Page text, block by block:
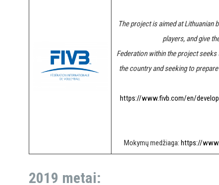
The project is aimed at Lithuanian
players, and give
Federation within the project
the country and seeking to
https://www.fivb.com/en/
Mokymų medžiaga: https://
2019 metai: